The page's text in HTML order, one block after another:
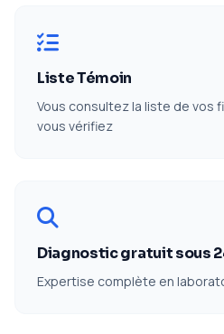
Liste Témoin
Vous consultez la liste de vos
vous vérifiez
Diagnostic gratuit sous
Expertise complète en